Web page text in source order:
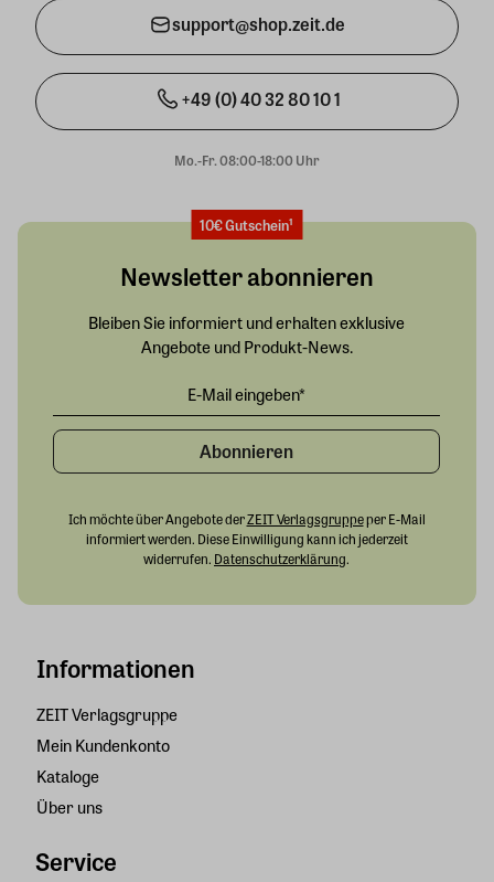
support@shop.zeit.de
+49 (0) 40 32 80 10 1
Mo.-Fr. 08:00-18:00 Uhr
Informationen
ZEIT Verlagsgruppe
Mein Kundenkonto
Kataloge
Über uns
Service
10€ Gutschein¹
Newsletter abonnieren
Bleiben Sie informiert und erhalten exklusive
Angebote und Produkt-News.
Abonnieren
Ich möchte über Angebote derZEIT Verlagsgruppeper E-Mail
informiert werden. Diese Einwilligung kann ich jederzeit
widerrufen. Datenschutzerklärung.